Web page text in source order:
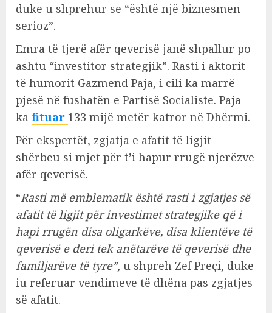
duke u shprehur se “është një biznesmen
serioz”.
Emra të tjerë afër qeverisë janë shpallur po
ashtu “investitor strategjik”. Rasti i aktorit
të humorit Gazmend Paja, i cili ka marrë
pjesë në fushatën e Partisë Socialiste. Paja
ka fituar 133 mijë metër katror në Dhërmi.
Për ekspertët, zgjatja e afatit të ligjit
shërbeu si mjet për t’i hapur rrugë njerëzve
afër qeverisë.
“Rasti më emblematik është rasti i zgjatjes së
afatit të ligjit për investimet strategjike që i
hapi rrugën disa oligarkëve, disa klientëve të
qeverisë e deri tek anëtarëve të qeverisë dhe
familjarëve të tyre”, u shpreh Zef Preçi, duke
iu referuar vendimeve të dhëna pas zgjatjes
së afatit.